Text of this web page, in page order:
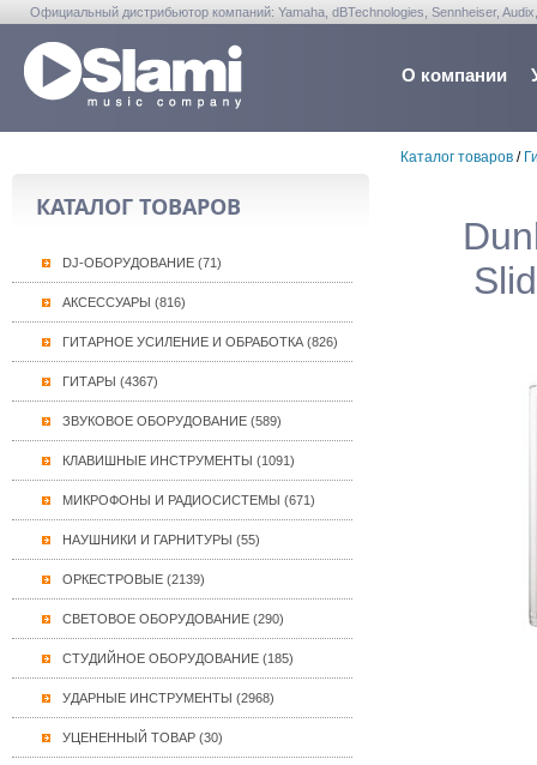
Официальный дистрибьютор компаний: Yamaha, dBTechnologies, Sennheiser,
О компании
КАТАЛОГ ТОВАРОВ
DJ-ОБОРУДОВАНИЕ (71)
АКСЕССУАРЫ (816)
ГИТАРНОЕ УСИЛЕНИЕ И ОБРАБОТКА (826)
ГИТАРЫ (4367)
ЗВУКОВОЕ ОБОРУДОВАНИЕ (589)
КЛАВИШНЫЕ ИНСТРУМЕНТЫ (1091)
МИКРОФОНЫ И РАДИОСИСТЕМЫ (671)
НАУШНИКИ И ГАРНИТУРЫ (55)
ОРКЕСТРОВЫЕ (2139)
СВЕТОВОЕ ОБОРУДОВАНИЕ (290)
СТУДИЙНОЕ ОБОРУДОВАНИЕ (185)
УДАРНЫЕ ИНСТРУМЕНТЫ (2968)
УЦЕНЕННЫЙ ТОВАР (30)
Каталог товаров/